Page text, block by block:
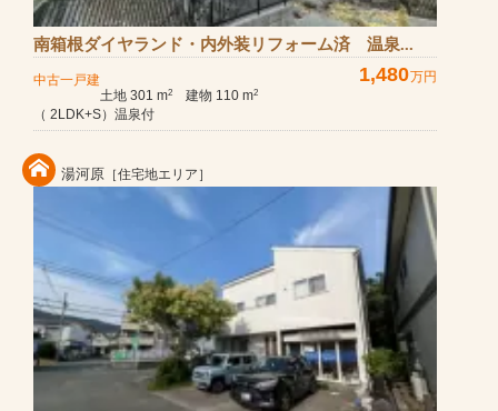
南箱根ダイヤランド・内外装リフォーム済 温泉...
中古一戸建 1,480万円
土地 301 m2 建物 110 m2
（ 2LDK+S）温泉付
湯河原 ［住宅地エリア］